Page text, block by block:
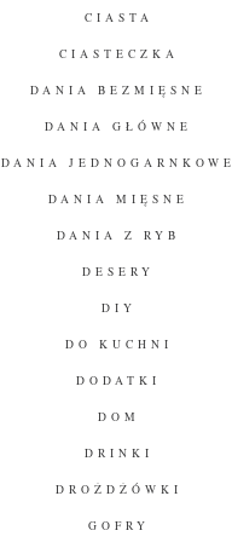
CIASTA
CIASTECZKA
DANIA BEZMIĘSNE
DANIA GŁÓWNE
DANIA JEDNOGARNKOWE
DANIA MIĘSNE
DANIA Z RYB
DESERY
DIY
DO KUCHNI
DODATKI
DOM
DRINKI
DROŻDŻÓWKI
GOFRY